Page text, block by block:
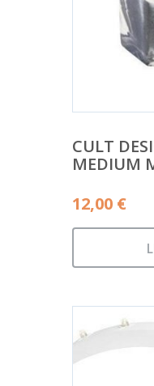
CULT
MEDIUM
12,00 €